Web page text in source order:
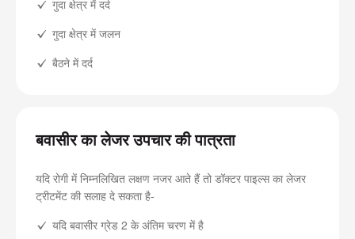
गुदा क्षेत्र में दर्द
गुदा क्षेत्र में जलन
बैठने में दर्द
बवासीर का लेजर उपचार की पात्रता
यदि रोगी में निम्नलिखित लक्षण नजर आते हैं तो डॉक्टर पाइल्स का लेजर
ट्रीटमेंट की सलाह दे सकता है-
यदि बवासीर ग्रेड 2 के अंतिम चरण में है